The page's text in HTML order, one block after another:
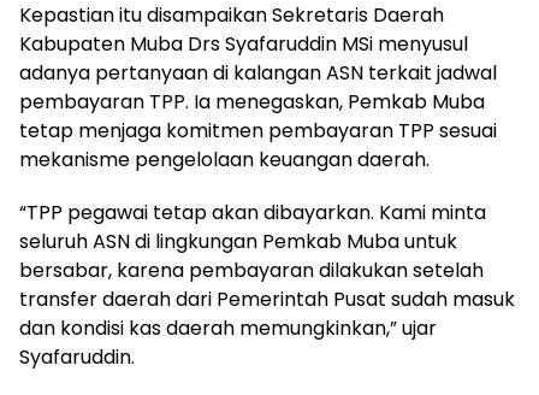
Kepastian itu disampaikan Sekretaris Daerah
Kabupaten Muba Drs Syafaruddin MSi menyusul
adanya pertanyaan di kalangan ASN terkait jadwal
pembayaran TPP. Ia menegaskan, Pemkab Muba
tetap menjaga komitmen pembayaran TPP sesuai
mekanisme pengelolaan keuangan daerah.
“TPP pegawai tetap akan dibayarkan. Kami minta
seluruh ASN di lingkungan Pemkab Muba untuk
bersabar, karena pembayaran dilakukan setelah
transfer daerah dari Pemerintah Pusat sudah masuk
dan kondisi kas daerah memungkinkan,” ujar
Syafaruddin.